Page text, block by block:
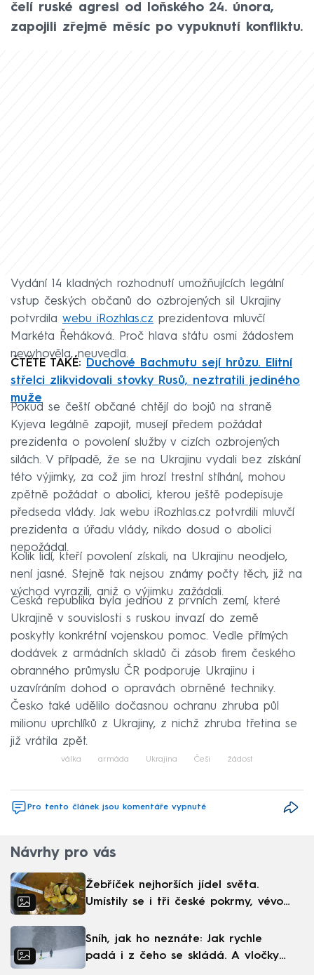
čelí ruské agresi od loňského 24. února,
zapojili zřejmě měsíc po vypuknutí konfliktu.
Vydání 14 kladných rozhodnutí umožňujících legální
vstup českých občanů do ozbrojených sil Ukrajiny
potvrdila webu iRozhlas.cz prezidentova mluvčí
Markéta Řeháková. Proč hlava státu osmi žádostem
nevyhověla, neuvedla.
ČTĚTE TAKÉ:
Duchové Bachmutu sejí hrůzu. Elitní
střelci zlikvidovali stovky Rusů, neztratili jediného
muže
Pokud se čeští občané chtějí do bojů na straně
Kyjeva legálně zapojit, musejí předem požádat
prezidenta o povolení služby v cizích ozbrojených
silách. V případě, že se na Ukrajinu vydali bez získání
této výjimky, za což jim hrozí trestní stíhání, mohou
zpětně požádat o abolici, kterou ještě podepisuje
předseda vlády. Jak webu iRozhlas.cz potvrdili mluvčí
prezidenta a úřadu vlády, nikdo dosud o abolici
nepožádal.
Kolik lidí, kteří povolení získali, na Ukrajinu neodjelo,
není jasné. Stejně tak nejsou známy počty těch, již na
východ vyrazili, aniž o výjimku zažádali.
Česká republika byla jednou z prvních zemí, které
Ukrajině v souvislosti s ruskou invazí do země
poskytly konkrétní vojenskou pomoc. Vedle přímých
dodávek z armádních skladů či zásob firem českého
obranného průmyslu ČR podporuje Ukrajinu i
uzavíráním dohod o opravách obrněné techniky.
Česko také udělilo dočasnou ochranu zhruba půl
milionu uprchlíků z Ukrajiny, z nichž zhruba třetina se
již vrátila zpět.
válka armáda Ukrajina Češi žádost
Pro tento článek jsou komentáře vypnuté
Návrhy pro vás
Žebříček nejhorších jídel světa.
Umístily se i tři české pokrmy, vévodí
Sníh, jak ho neznáte: Jak rychle
padá i z čeho se skládá. A vločky